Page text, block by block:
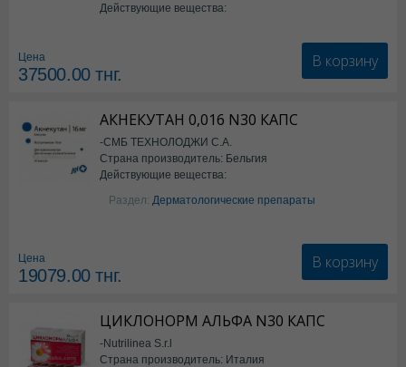
Действующие вещества:
Цена
37500.00тнг.
В корзину
АКНЕКУТАН 0,016 N30 КАПС
-СМБ ТЕХНОЛОДЖИ С.А.
Страна производитель: Бельгия
Действующие вещества:
Изотретиноин
Раздел: Дерматологические препараты
Цена
19079.00тнг.
В корзину
ЦИКЛОНОРМ АЛЬФА N30 КАПС
-Nutrilinea S.r.l
Страна производитель: Италия